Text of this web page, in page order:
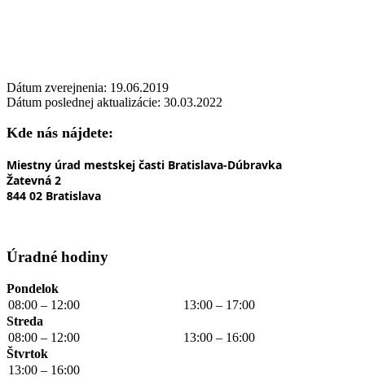
Dátum zverejnenia: 19.06.2019
Dátum poslednej aktualizácie: 30.03.2022
Kde nás nájdete:
Miestny úrad mestskej časti Bratislava-Dúbravka
Žatevná 2
844 02 Bratislava
Úradné hodiny
Pondelok
08:00 – 12:00
13:00 – 17:00
Streda
08:00 – 12:00
13:00 – 16:00
Štvrtok
13:00 – 16:00